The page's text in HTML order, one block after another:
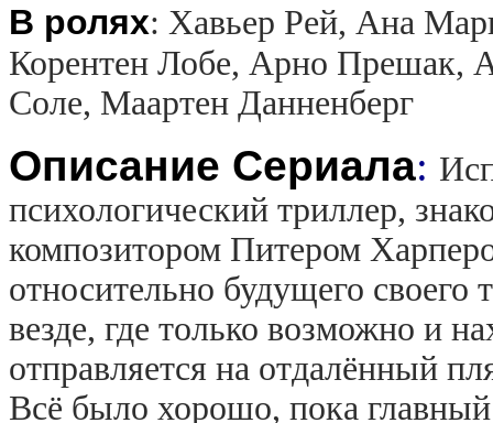
В ролях: Хавьер Рей, Ана
Корентен Лобе, Арно Прешак,
Соле, Маартен Данненберг
Описание Сериала:
психологический триллер,
композитором Питером
относительно будущего
везде, где только возможно и
отправляется на отдалённый
Всё было хорошо, пока